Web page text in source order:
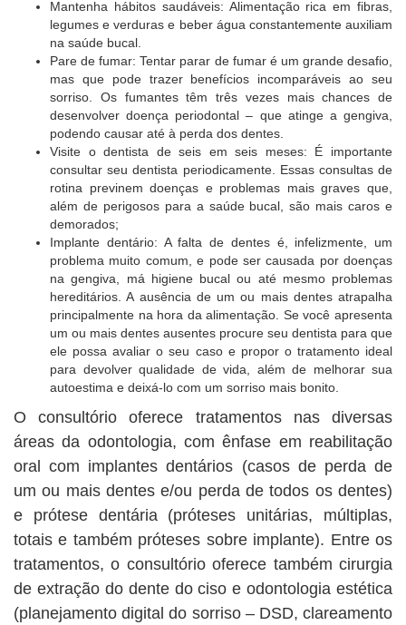
Mantenha hábitos saudáveis: Alimentação rica em fibras,
legumes e verduras e beber água constantemente auxiliam
na saúde bucal.
Pare de fumar: Tentar parar de fumar é um grande desafio,
mas que pode trazer benefícios incomparáveis ao seu
sorriso. Os fumantes têm três vezes mais chances de
desenvolver doença periodontal – que atinge a gengiva,
podendo causar até à perda dos dentes.
Visite o dentista de seis em seis meses: É importante
consultar seu dentista periodicamente. Essas consultas de
rotina previnem doenças e problemas mais graves que,
além de perigosos para a saúde bucal, são mais caros e
demorados;
Implante dentário: A falta de dentes é, infelizmente, um
problema muito comum, e pode ser causada por doenças
na gengiva, má higiene bucal ou até mesmo problemas
hereditários. A ausência de um ou mais dentes atrapalha
principalmente na hora da alimentação. Se você apresenta
um ou mais dentes ausentes procure seu dentista para que
ele possa avaliar o seu caso e propor o tratamento ideal
para devolver qualidade de vida, além de melhorar sua
autoestima e deixá-lo com um sorriso mais bonito.
O consultório oferece tratamentos nas diversas
áreas da odontologia, com ênfase em reabilitação
oral com implantes dentários (casos de perda de
um ou mais dentes e/ou perda de todos os dentes)
e prótese dentária (próteses unitárias, múltiplas,
totais e também próteses sobre implante). Entre os
tratamentos, o consultório oferece também cirurgia
de extração do dente do ciso e odontologia estética
(planejamento digital do sorriso – DSD, clareamento